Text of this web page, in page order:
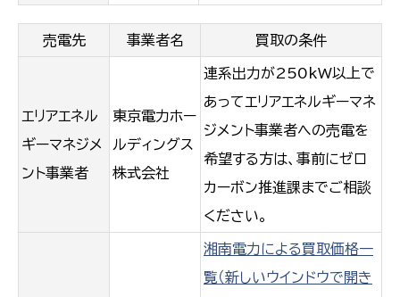
売電先 事業者名 買取の条件
エリアエネル
ギーマネジメ
ント事業者
東京電力ホー
ルディングス
株式会社
連系出力が250kW以上で
あってエリアエネルギーマネ
ジメント事業者への売電を
希望する方は、事前にゼロ
カーボン推進課までご相談
ください。
湘南電力による買取価格一
覧（新しいウインドウで開き